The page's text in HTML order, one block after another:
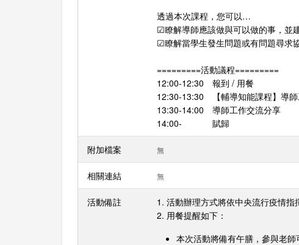
透過本次課程，您可以…
☑瞭解導師應該做與可以做的事，並
☑瞭解當學生發生問題或有問題尋求
=========活動議程=========
12:00-12:30 報到 / 用餐
12:30-13:30 【輔導知能課程】導師
13:30-14:00 導師工作交流分享
14:00- 賦歸
附加檔案 無
相關連結 無
活動備註
1. 活動辦理方式將依中央流行疫情指
2. 用餐提醒如下：
本次活動將備有午膳，參與老